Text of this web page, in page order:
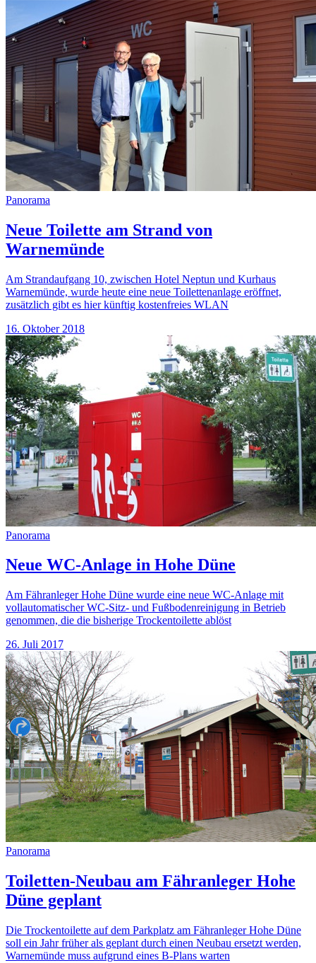
Panorama
Neue Toilette am Strand von
Warnemünde
Am Strandaufgang 10, zwischen Hotel Neptun und Kurhaus
Warnemünde, wurde heute eine neue Toilettenanlage eröffnet,
zusätzlich gibt es hier künftig kostenfreies WLAN
16. Oktober 2018
Panorama
Neue WC-Anlage in Hohe Düne
Am Fähranleger Hohe Düne wurde eine neue WC-Anlage mit
vollautomatischer WC-Sitz- und Fußbodenreinigung in Betrieb
genommen, die die bisherige Trockentoilette ablöst
26. Juli 2017
Panorama
Toiletten-Neubau am Fähranleger Hohe
Düne geplant
Die Trockentoilette auf dem Parkplatz am Fähranleger Hohe Düne
soll ein Jahr früher als geplant durch einen Neubau ersetzt werden,
Warnemünde muss aufgrund eines B-Plans warten